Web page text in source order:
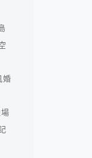
婚